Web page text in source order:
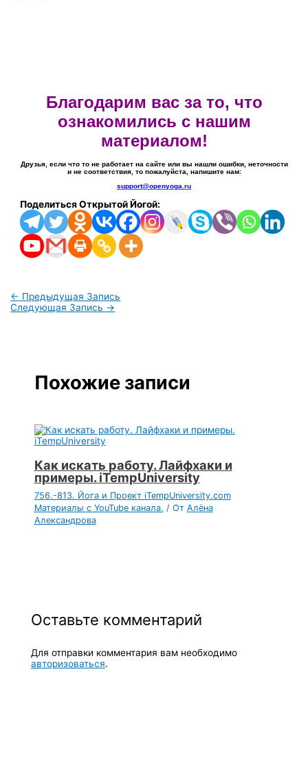
Благодарим вас за то, что
ознакомились с нашим
материалом!
Друзья, если что то не работает на сайте или вы нашли ошибки, неточности
и не соответствия, то пожалуйста, напишите нам:
support@openyoga.ru
Поделиться Открытой Йогой:
← Предыдущая Запись
Следующая Запись →
Похожие записи
Как искать работу. Лайфхаки и
примеры. iTempUniversity
756.-813. Йога и Проект iTempUniversity.com
Материалы с YouTube канала. / От Алёна
Александрова
Оставьте комментарий
Для отправки комментария вам необходимо
авторизоваться.